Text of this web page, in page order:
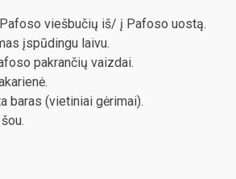
viešbučių iš/ į Pafoso uostą.
įspūdingu laivu.
pakrančių vaizdai.
baras (vietiniai gėrimai).